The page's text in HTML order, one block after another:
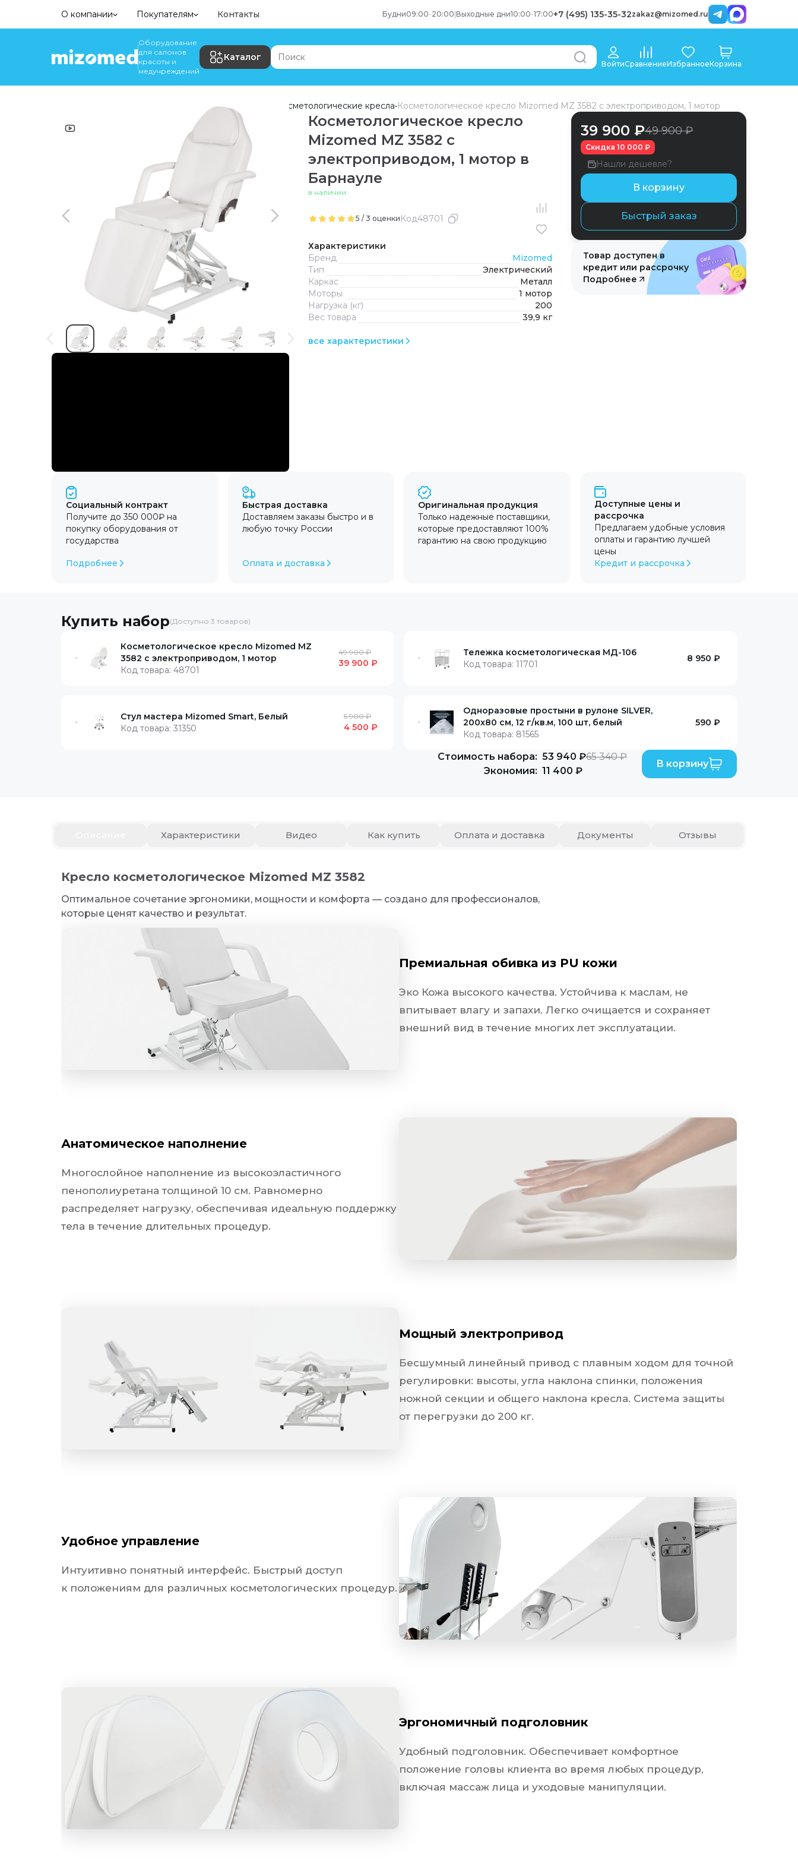
О компании Покупателям Контакты Будни09:00-20:00 Выходные дни10:00-17:00+7 (495) 135-35-32zakaz@mizomed.ru
Оборудование
для салонов
красоты и
медучреждений
Каталог
ВойтиСравнениеИзбранноеКорзина
Косметологическое оборудование Косметологические кресла•Косметологическое кресло Mizomed MZ 3582 с электроприводом, 1 мотор
Косметологическое кресло
Mizomed MZ 3582 с
электроприводом, 1 мотор в
Барнауле
в наличии
5 / 3 оценки Код48701
Характеристики
Бренд
Mizomed
Тип
Электрический
Каркас
Металл
Моторы
1 мотор
Нагрузка (кг)
200
Вес товара
39,9 кг
все характеристики
39 900 ₽49 900 ₽
Скидка 10 000 ₽
Нашли дешевле?
В корзину
Быстрый заказ
Товар доступен в
кредит или рассрочку
Подробнее
Социальный контракт
Получите до 350 000₽ на
покупку оборудования от
государства
Подробнее
Быстрая доставка
Доставляем заказы быстро и в
любую точку России
Оплата и доставка
Оригинальная продукция
Только надежные поставщики,
которые предоставляют 100%
гарантию на свою продукцию
Доступные цены и
рассрочка
Предлагаем удобные условия
оплаты и гарантию лучшей
цены
Кредит и рассрочка
Купить набор(Доступно 3 товаров)
Косметологическое кресло Mizomed MZ
3582 с электроприводом, 1 мотор
Код товара: 48701
49 900 ₽
39 900 ₽
Тележка косметологическая МД-106
Код товара: 11701
8 950 ₽
Стул мастера Mizomed Smart, Белый
Код товара: 31350
5 900 ₽
4 500 ₽
Одноразовые простыни в рулоне SILVER,
200x80 см, 12 г/кв.м, 100 шт, белый
Код товара: 81565
590 ₽
Стоимость набора: 53 940 ₽65 340 ₽
Экономия: 11 400 ₽
В корзину
Оптимальное сочетание эргономики, мощности и комфорта — создано для профессионалов,
которые ценят качество и результат.
Эко Кожа высокого качества. Устойчива к маслам, не впитывает влагу и
распределяет нагрузку, обеспечивая идеальную поддержку тела в течение длительных процедур.
Эргономичный подголовник
Преимущества для вашей организации
Характеристики Видео Как купить Оплата и доставка Документы Отзывы
Кресло косметологическое Mizomed MZ 3582
Оптимальное сочетание эргономики, мощности и комфорта — создано для профессионалов,
которые ценят качество и результат.
Премиальная обивка из PU кожи
Эко Кожа высокого качества. Устойчива к маслам, не
впитывает влагу и запахи. Легко очищается и сохраняет
внешний вид в течение многих лет эксплуатации.
Анатомическое наполнение
Многослойное наполнение из высокоэластичного
пенополиуретана толщиной 10 см. Равномерно
распределяет нагрузку, обеспечивая идеальную поддержку
тела в течение длительных процедур.
Мощный электропривод
Бесшумный линейный привод с плавным ходом для точной
регулировки: высоты, угла наклона спинки, положения
ножной секции и общего наклона кресла. Система защиты
от перегрузки до 200 кг.
Удобное управление
Интуитивно понятный интерфейс. Быстрый доступ
к положениям для различных косметологических процедур.
Эргономичный подголовник
Удобный подголовник. Обеспечивает комфортное
положение головы клиента во время любых процедур,
включая массаж лица и уходовые манипуляции.